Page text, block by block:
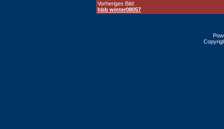
Vorheriges Bild:
hbb winter08057